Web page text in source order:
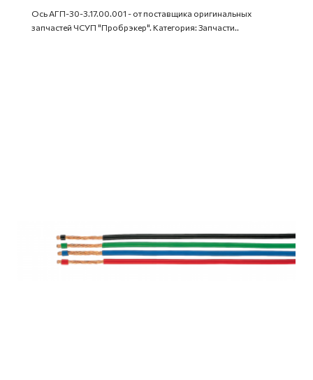
Ось АГП-30-3.17.00.001 - от поставщика оригинальных
запчастей ЧСУП "Пробрэкер". Категория: Запчасти..